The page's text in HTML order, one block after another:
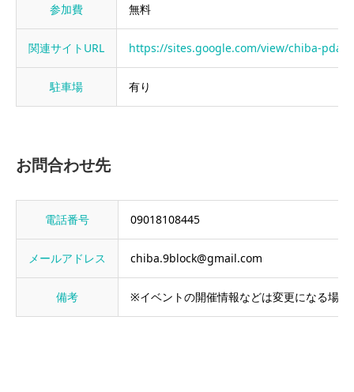
参加費 無料
関連サイトURL https://sites.google.com/view/chiba-pda/
駐車場 有り
お問合わせ先
電話番号 09018108445
メールアドレス chiba.9block@gmail.com
備考 ※イベントの開催情報などは変更になる場